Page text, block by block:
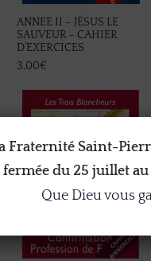
ANNEE II – JÉSUS LE
SAUVEUR – CAHIER
D’EXERCICES
3,00€
Fraternité Saint-
fermée du 25 juillet au
Que Dieu vous